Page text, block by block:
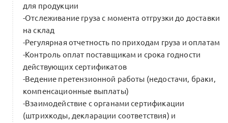
для продукции
-Отслеживание груза с момента отгрузки до доставки
на склад
-Регулярная отчетность по приходам груза и оплатам
-Контроль оплат поставщикам и срока годности
действующих сертификатов
-Ведение претензионной работы (недостачи, браки,
компенсационные выплаты)
-Взаимодействие с органами сертификации
(штрихкоды, декларации соответствия) и